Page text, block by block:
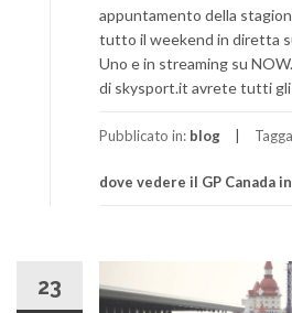
appuntamento della
tutto il weekend in diretta
Uno e in streaming su
di skysport.it avrete tutti
Pubblicato in: blog
dove vedere il GP Canada
23